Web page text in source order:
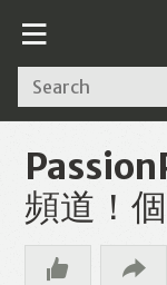
Search
頻道！